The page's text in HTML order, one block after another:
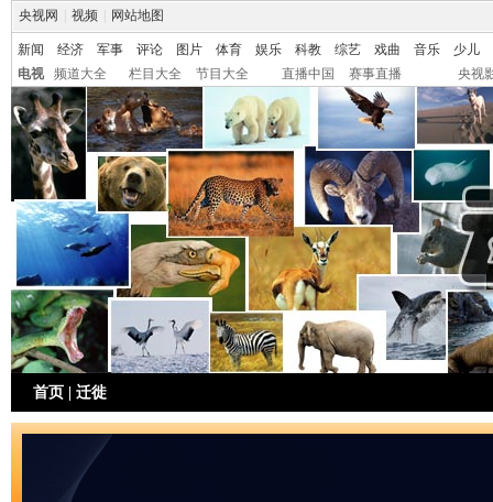
央视网 视频 网站地图
新闻 经济 军事 评论 图片 体育 娱乐 科教 综艺 戏曲 音乐
少儿
电视
频道大全 栏目大全 节目大全 直播中国 赛事直播 央视
首页 迁徙